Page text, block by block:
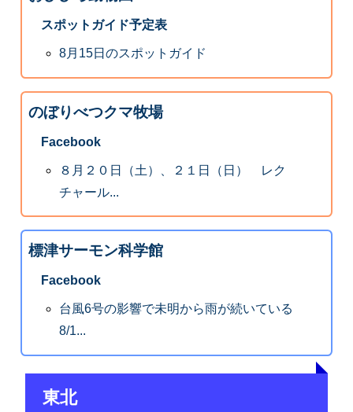
スポットガイド予定表
8月15日のスポットガイド
のぼりべつクマ牧場
Facebook
８月２０日（土）、２１日（日） レク
チャール...
標津サーモン科学館
Facebook
台風6号の影響で未明から雨が続いている
8/1...
東北